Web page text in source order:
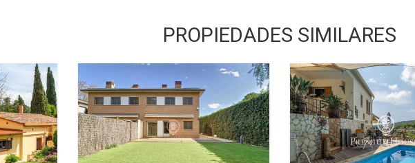
PROPIEDADES SIMILARES